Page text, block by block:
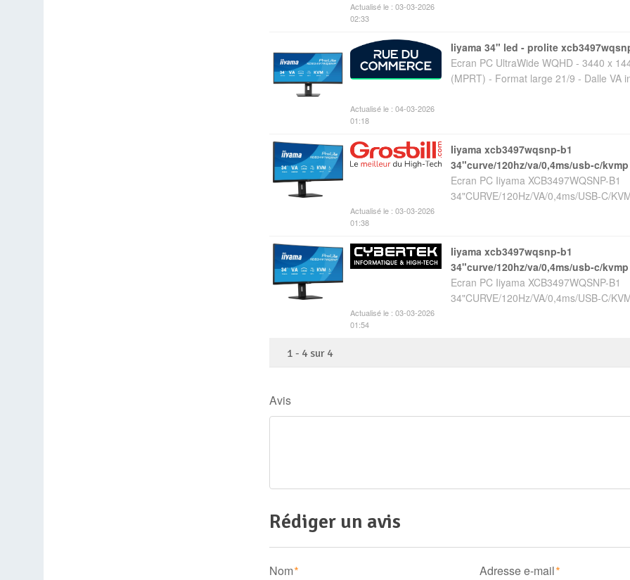
Actualisé le : 03-03-2026
02:33
Actualisé le : 04-03-2026
01:18
iiyama 34" led - prolite
Ecran PC UltraWide WQHD - 3440 x
(MPRT) - Format large 21/9 - Dalle VA
Actualisé le : 03-03-2026
01:38
iiyama xcb3497wqsnp-b1
34"curve/120hz/va/0,4ms/usb-c/kvmp
Ecran PC Iiyama XCB3497WQSNP-B1
34"CURVE/120Hz/VA/0,4ms/USB-C/
Actualisé le : 03-03-2026
01:54
iiyama xcb3497wqsnp-b1
34"curve/120hz/va/0,4ms/usb-c/kvmp
Ecran PC Iiyama XCB3497WQSNP-B1
34"CURVE/120Hz/VA/0,4ms/USB-C/
1 - 4 sur 4
Avis
Rédiger un avis
Nom * Adresse e-mail *